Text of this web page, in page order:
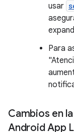
usar
Para
Cambios en
Android App